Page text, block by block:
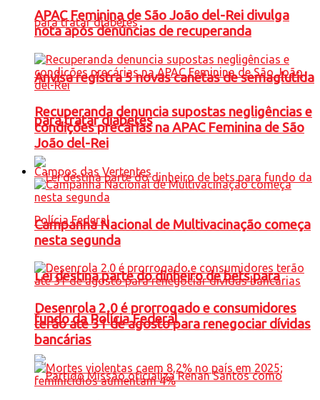
Anvisa registra 5 novas canetas de semaglutida
para tratar diabetes
Lei destina parte do dinheiro de bets para
fundo da Polícia Federal
APAC Feminina de São João del-Rei divulga
nota após denúncias de recuperanda
Recuperanda denuncia supostas negligências e
condições precárias na APAC Feminina de São
João del-Rei
Campos das Vertentes
Campanha Nacional de Multivacinação começa
nesta segunda
Desenrola 2.0 é prorrogado e consumidores
terão até 31 de agosto para renegociar dívidas
bancárias